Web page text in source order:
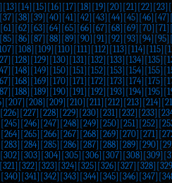
[13] [14] [15] [16] [17] [18] [19] [20] [21] [22] [23]
[37] [38] [39] [40] [41] [42] [43] [44] [45] [46] [47]
[61] [62] [63] [64] [65] [66] [67] [68] [69] [70] [71]
[85] [86] [87] [88] [89] [90] [91] [92] [93] [94] [95]
[108] [109] [110] [111] [112] [113] [114] [115]
[128] [129] [130] [131] [132] [133] [134] [135]
[148] [149] [150] [151] [152] [153] [154] [155]
[168] [169] [170] [171] [172] [173] [174] [175]
[188] [189] [190] [191] [192] [193] [194] [195]
[207] [208] [209] [210] [211] [212] [213] [214]
[226] [227] [228] [229] [230] [231] [232] [233]
[245] [246] [247] [248] [249] [250] [251] [252]
[264] [265] [266] [267] [268] [269] [270] [271]
[283] [284] [285] [286] [287] [288] [289] [290]
[302] [303] [304] [305] [306] [307] [308] [309]
[321] [322] [323] [324] [325] [326] [327] [328]
[340] [341] [342] [343] [344] [345] [346] [347]